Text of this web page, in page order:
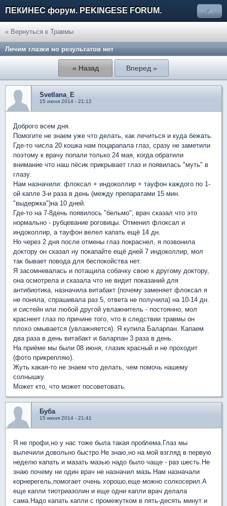
ПЕКИНЕС форум. PEKINGESE FORUM. »
« Вернуться к Травмы
Лечим глазки но результатов нет
« Назад Вперед »
Svetlana_E
15 июня 2014 - 21:12
Доброго всем дня.
Помогите не знаем уже что делать, как лечиться и куда бежать.
Где-то числа 20 кошка нам поцарапала глаз, сразу не заметили
поэтому к врачу попали только 24 мая, когда обратили
внимание что наш пёсик прикрывает глаз и появилась "муть" в
глазу.
Нам назначили: флоксал + индоколлир + тауфон каждого по 1-
ой капле 3-и раза в день (между препаратами 15 мин.
"выдержка")на 10 дней.
Где-то на 7-8день появилось "бельмо", врач сказал что это
нормально - рубцевание роговицы. Отменил флоксал и
индоколлир, а тауфон велел капать ещё 14 дн.
Но через 2 дня после отмены глаз покраснел, я позвонила
доктору он сказал ну покапайте ещё дней 7 индоколлир, мол
так бывает повода для беспокойства нет.
Я засомневалась и потащила собачку свою к другому доктору,
она осмотрела и сказала что не видит показаний для
антибиотика, назначила витабакт (почему заменяет флоксал я
не поняла, спрашивала раз 5, ответа не получила) на 10-14 дн.
и систейн или любой другой увлажнитель - постоянно, мол
краснеет глаз по причине того, что в следствии травмы он
плохо омывается (увлажняется). Я купила Баларпан. Капаем
два раза в день витабакт и баларпан 3 раза в день.
На приёме мы были 08 июня, глазик красный и не проходит
(фото прикрепляю).
Жуть какая-то не знаем что делать, чем помочь нашему
солнышку.
Может кто, что может посоветовать.
Буба
15 июня 2014 - 21:41
Я не профи,но у нас тоже была такая проблема.Глаз мы
вылечили довольно быстро.Не знаю,но на мой взгляд в первую
неделю капать и мазать мазью надо было чаще - раз шесть.Не
знаю почему ни один врач не назначил мазь.Нам назначали
корнерегель,помогает очень хорошо,еще можно солкосерил.А
еще капли тиотриазолин и еще одни капли врач делала
сама.Надо капать капли с промежутком в пять-десять минут и